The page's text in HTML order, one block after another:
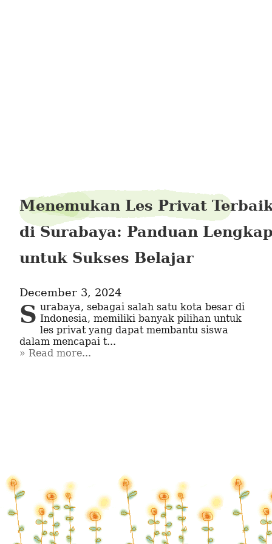
Menemukan Les Privat
di Surabaya: Panduan
untuk Sukses Belajar
December 3, 2024
Surabaya, sebagai salah satu kota besar di Indonesia, memiliki banyak pilihan untuk
les privat yang dapat membantu siswa
dalam mencapai t...
Read more...